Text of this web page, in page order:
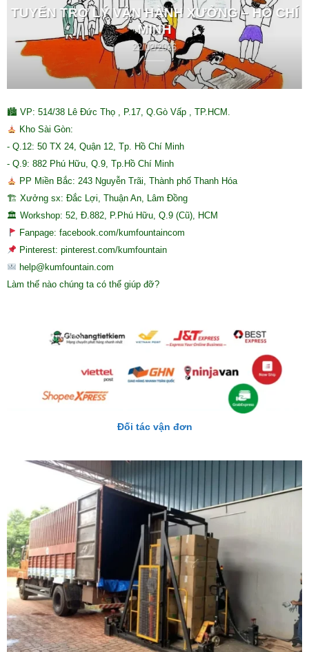
TUYỂN TRỢ LÝ VẬN HÀNH XƯỞNG – HỒ CHÍ
MINH
22/02/2026
🏙 VP: 514/38 Lê Đức Thọ , P.17, Q.Gò Vấp , TP.HCM.
Kho Sài Gòn:
- Q.12: 50 TX 24, Quận 12, Tp. Hồ Chí Minh
- Q.9: 882 Phú Hữu, Q.9, Tp.Hồ Chí Minh
PP Miền Bắc: 243 Nguyễn Trãi, Thành phố Thanh Hóa
🏗 Xưởng sx: Đắc Lợi, Thuận An, Lâm Đồng
🏛 Workshop: 52, Đ.882, P.Phú Hữu, Q.9 (Cũ), HCM
Fanpage: facebook.com/kumfountaincom
Pinterest: pinterest.com/kumfountain
help@kumfountain.com
Làm thế nào chúng ta có thể giúp đỡ?
Đối tác vận đơn